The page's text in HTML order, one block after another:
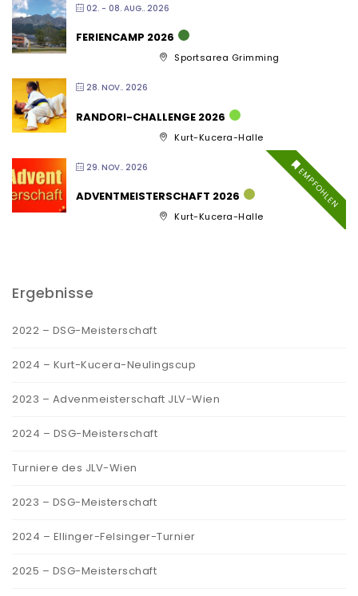
02. - 08. AUG.. 2026
FERIENCAMP 2026
Sportsarea Grimming
28. NOV.. 2026
RANDORI-CHALLENGE 2026
Kurt-Kucera-Halle
29. NOV.. 2026 EMPFOHLEN
ADVENTMEISTERSCHAFT 2026
Kurt-Kucera-Halle
Ergebnisse
2022 – DSG-Meisterschaft
2024 – Kurt-Kucera-Neulingscup
2023 – Advenmeisterschaft JLV-Wien
2024 – DSG-Meisterschaft
Turniere des JLV-Wien
2023 – DSG-Meisterschaft
2024 – Ellinger-Felsinger-Turnier
2025 – DSG-Meisterschaft